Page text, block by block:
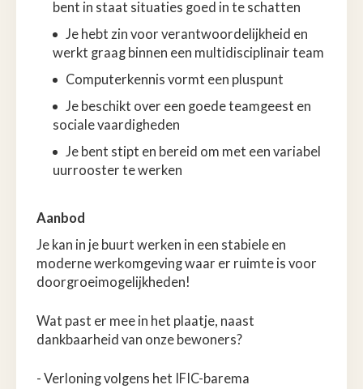
bent in staat situaties goed in te schatten
Je hebt zin voor verantwoordelijkheid en
werkt graag binnen een multidisciplinair team
Computerkennis vormt een pluspunt
Je beschikt over een goede teamgeest en
sociale vaardigheden
Je bent stipt en bereid om met een variabel
uurrooster te werken
Aanbod
Je kan in je buurt werken in een stabiele en
moderne werkomgeving waar er ruimte is voor
doorgroeimogelijkheden!
Wat past er mee in het plaatje, naast
dankbaarheid van onze bewoners?
- Verloning volgens het IFIC-barema